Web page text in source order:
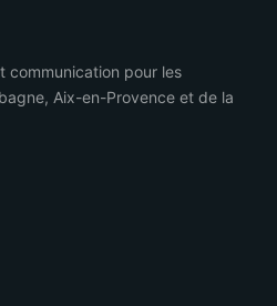
communication pour les
Aix-en-Provence et de la